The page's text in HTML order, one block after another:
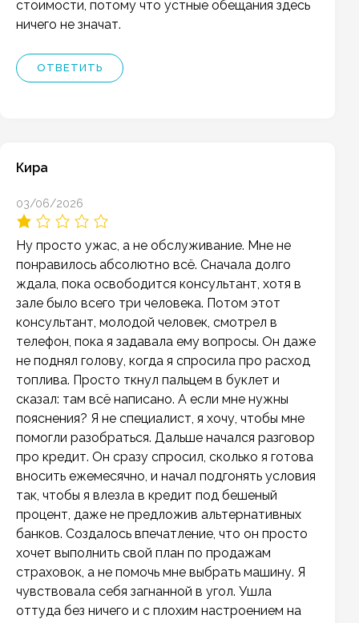
стоимости, потому что устные обещания здесь
ничего не значат.
ОТВЕТИТЬ
Кира
03/06/2026
Ну просто ужас, а не обслуживание. Мне не
понравилось абсолютно всё. Сначала долго
ждала, пока освободится консультант, хотя в
зале было всего три человека. Потом этот
консультант, молодой человек, смотрел в
телефон, пока я задавала ему вопросы. Он даже
не поднял голову, когда я спросила про расход
топлива. Просто ткнул пальцем в буклет и
сказал: там всё написано. А если мне нужны
пояснения? Я не специалист, я хочу, чтобы мне
помогли разобраться. Дальше начался разговор
про кредит. Он сразу спросил, сколько я готова
вносить ежемесячно, и начал подгонять условия
так, чтобы я влезла в кредит под бешеный
процент, даже не предложив альтернативных
банков. Создалось впечатление, что он просто
хочет выполнить свой план по продажам
страховок, а не помочь мне выбрать машину. Я
чувствовала себя загнанной в угол. Ушла
оттуда без ничего и с плохим настроением на